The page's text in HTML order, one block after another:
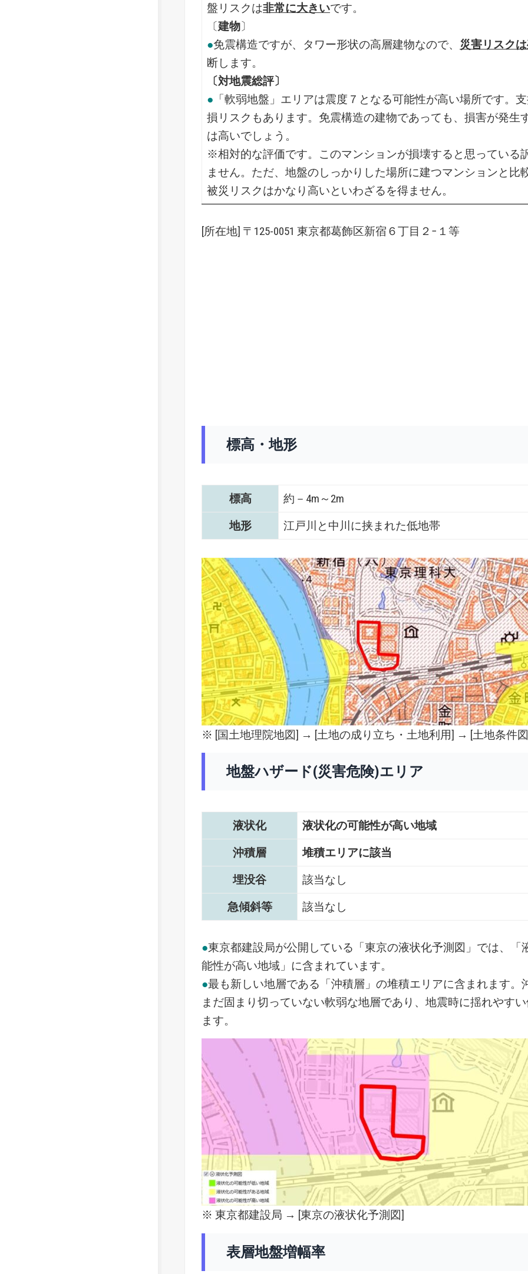
盤リスクは非常に大きいです。
〔建物〕
●免震構造ですが、タワー形状の高層建物なので、 災害リスク
断します。
〔対地震総評〕
● 「軟弱地盤」エリアは震度７となる可能性が高い場所です。
損リスクもあります。免震構造の建物であっても、損害が発生
は高いでしょう。
※相対的な評価です。このマンションが損壊すると思っている
ません。ただ、地盤のしっかりした場所に建つマンションと比
被災リスクはかなり高いといわざるを得ません。
[所在地] 〒125-0051 東京都葛飾区新宿６丁目２−１等
標高・地形
標高
約－4m～2m
地形
江戸川と中川に挟まれた低地帯
※ [国土地理院地図] → [土地の成り立ち・土地利用] → [土地条件
地盤ハザード(災害危険)エリア
液状化
液状化の可能性が高い地域
沖積層
堆積エリアに該当
埋没谷
該当なし
急傾斜等
該当なし
●東京都建設局が公開している「東京の液状化予測図」では、「
能性が高い地域」に含まれています。
●最も新しい地層である「沖積層」の堆積エリアに含まれます。
まだ固まり切っていない軟弱な地層であり、地震時に揺れやす
ます。
※ 東京都建設局 → [東京の液状化予測図]
表層地盤増幅率